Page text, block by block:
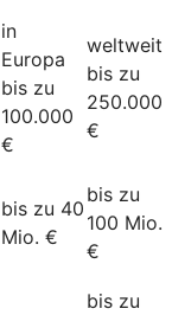
in
Europa
bis zu
100.000
€
weltweit
bis zu
250.000
€
bis zu 40
Mio. €
bis zu
100 Mio.
€
bis zu